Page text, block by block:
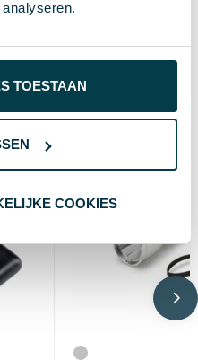
TOESTAAN
COOKIES
bekijken